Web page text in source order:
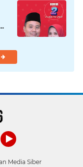
Media Siber